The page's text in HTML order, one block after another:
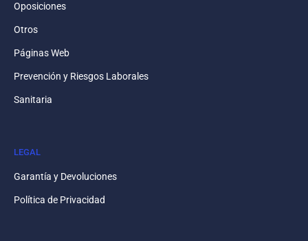
Oposiciones
Otros
Páginas Web
Prevención y Riesgos Laborales
Sanitaria
LEGAL
Garantía y Devoluciones
Política de Privacidad